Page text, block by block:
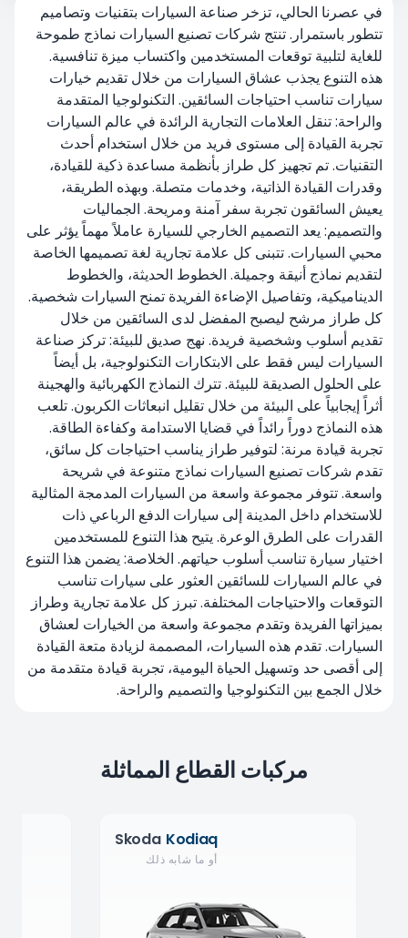
في عصرنا الحالي، تزخر صناعة السيارات بتقنيات وتصاميم
تتطور باستمرار. تنتج شركات تصنيع السيارات نماذج طموحة
للغاية لتلبية توقعات المستخدمين واكتساب ميزة تنافسية.
هذه التنوع يجذب عشاق السيارات من خلال تقديم خيارات
سيارات تناسب احتياجات السائقين. التكنولوجيا المتقدمة
والراحة: تنقل العلامات التجارية الرائدة في عالم السيارات
تجربة القيادة إلى مستوى فريد من خلال استخدام أحدث
التقنيات. تم تجهيز كل طراز بأنظمة مساعدة ذكية للقيادة،
وقدرات القيادة الذاتية، وخدمات متصلة. وبهذه الطريقة،
يعيش السائقون تجربة سفر آمنة ومريحة. الجماليات
والتصميم: يعد التصميم الخارجي للسيارة عاملاً مهماً يؤثر على
محبي السيارات. تتبنى كل علامة تجارية لغة تصميمها الخاصة
لتقديم نماذج أنيقة وجميلة. الخطوط الحديثة، والخطوط
الديناميكية، وتفاصيل الإضاءة الفريدة تمنح السيارات شخصية.
كل طراز مرشح ليصبح المفضل لدى السائقين من خلال
تقديم أسلوب وشخصية فريدة. نهج صديق للبيئة: تركز صناعة
السيارات ليس فقط على الابتكارات التكنولوجية، بل أيضاً
على الحلول الصديقة للبيئة. تترك النماذج الكهربائية والهجينة
أثراً إيجابياً على البيئة من خلال تقليل انبعاثات الكربون. تلعب
هذه النماذج دوراً رائداً في قضايا الاستدامة وكفاءة الطاقة.
تجربة قيادة مرنة: لتوفير طراز يناسب احتياجات كل سائق،
تقدم شركات تصنيع السيارات نماذج متنوعة في شريحة
واسعة. تتوفر مجموعة واسعة من السيارات المدمجة المثالية
للاستخدام داخل المدينة إلى سيارات الدفع الرباعي ذات
القدرات على الطرق الوعرة. يتيح هذا التنوع للمستخدمين
اختيار سيارة تناسب أسلوب حياتهم. الخلاصة: يضمن هذا التنوع
في عالم السيارات للسائقين العثور على سيارات تناسب
التوقعات والاحتياجات المختلفة. تبرز كل علامة تجارية وطراز
بميزاتها الفريدة وتقدم مجموعة واسعة من الخيارات لعشاق
السيارات. تقدم هذه السيارات، المصممة لزيادة متعة القيادة
إلى أقصى حد وتسهيل الحياة اليومية، تجربة قيادة متقدمة من
خلال الجمع بين التكنولوجيا والتصميم والراحة.
مركبات القطاع المماثلة
Skoda Kodiaq
أو ما شابه ذلك